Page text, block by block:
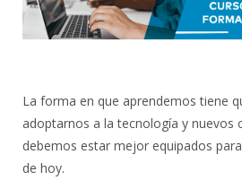
La forma en que aprendemos tiene
adoptarnos a la tecnología y nuevos
debemos estar mejor equipados
de hoy.